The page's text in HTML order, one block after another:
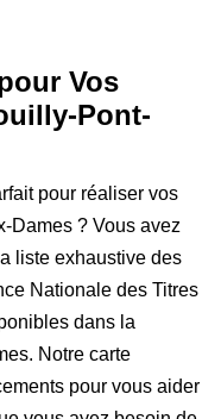
Vos
Pont-
pour réaliser vos
Dames ? Vous avez
liste exhaustive des
Nationale des Titres
dans la
Notre carte
pour vous aider